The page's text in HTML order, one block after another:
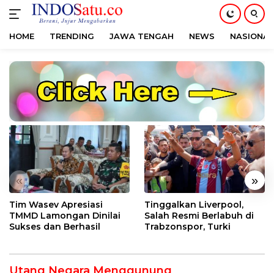
konten
HOME TRENDING JAWA TENGAH NEWS NASIONAL
« »
Tim Wasev Apresiasi
TMMD Lamongan Dinilai
Sukses dan Berhasil
Tinggalkan Liverpool,
Salah Resmi Berlabuh di
Trabzonspor, Turki